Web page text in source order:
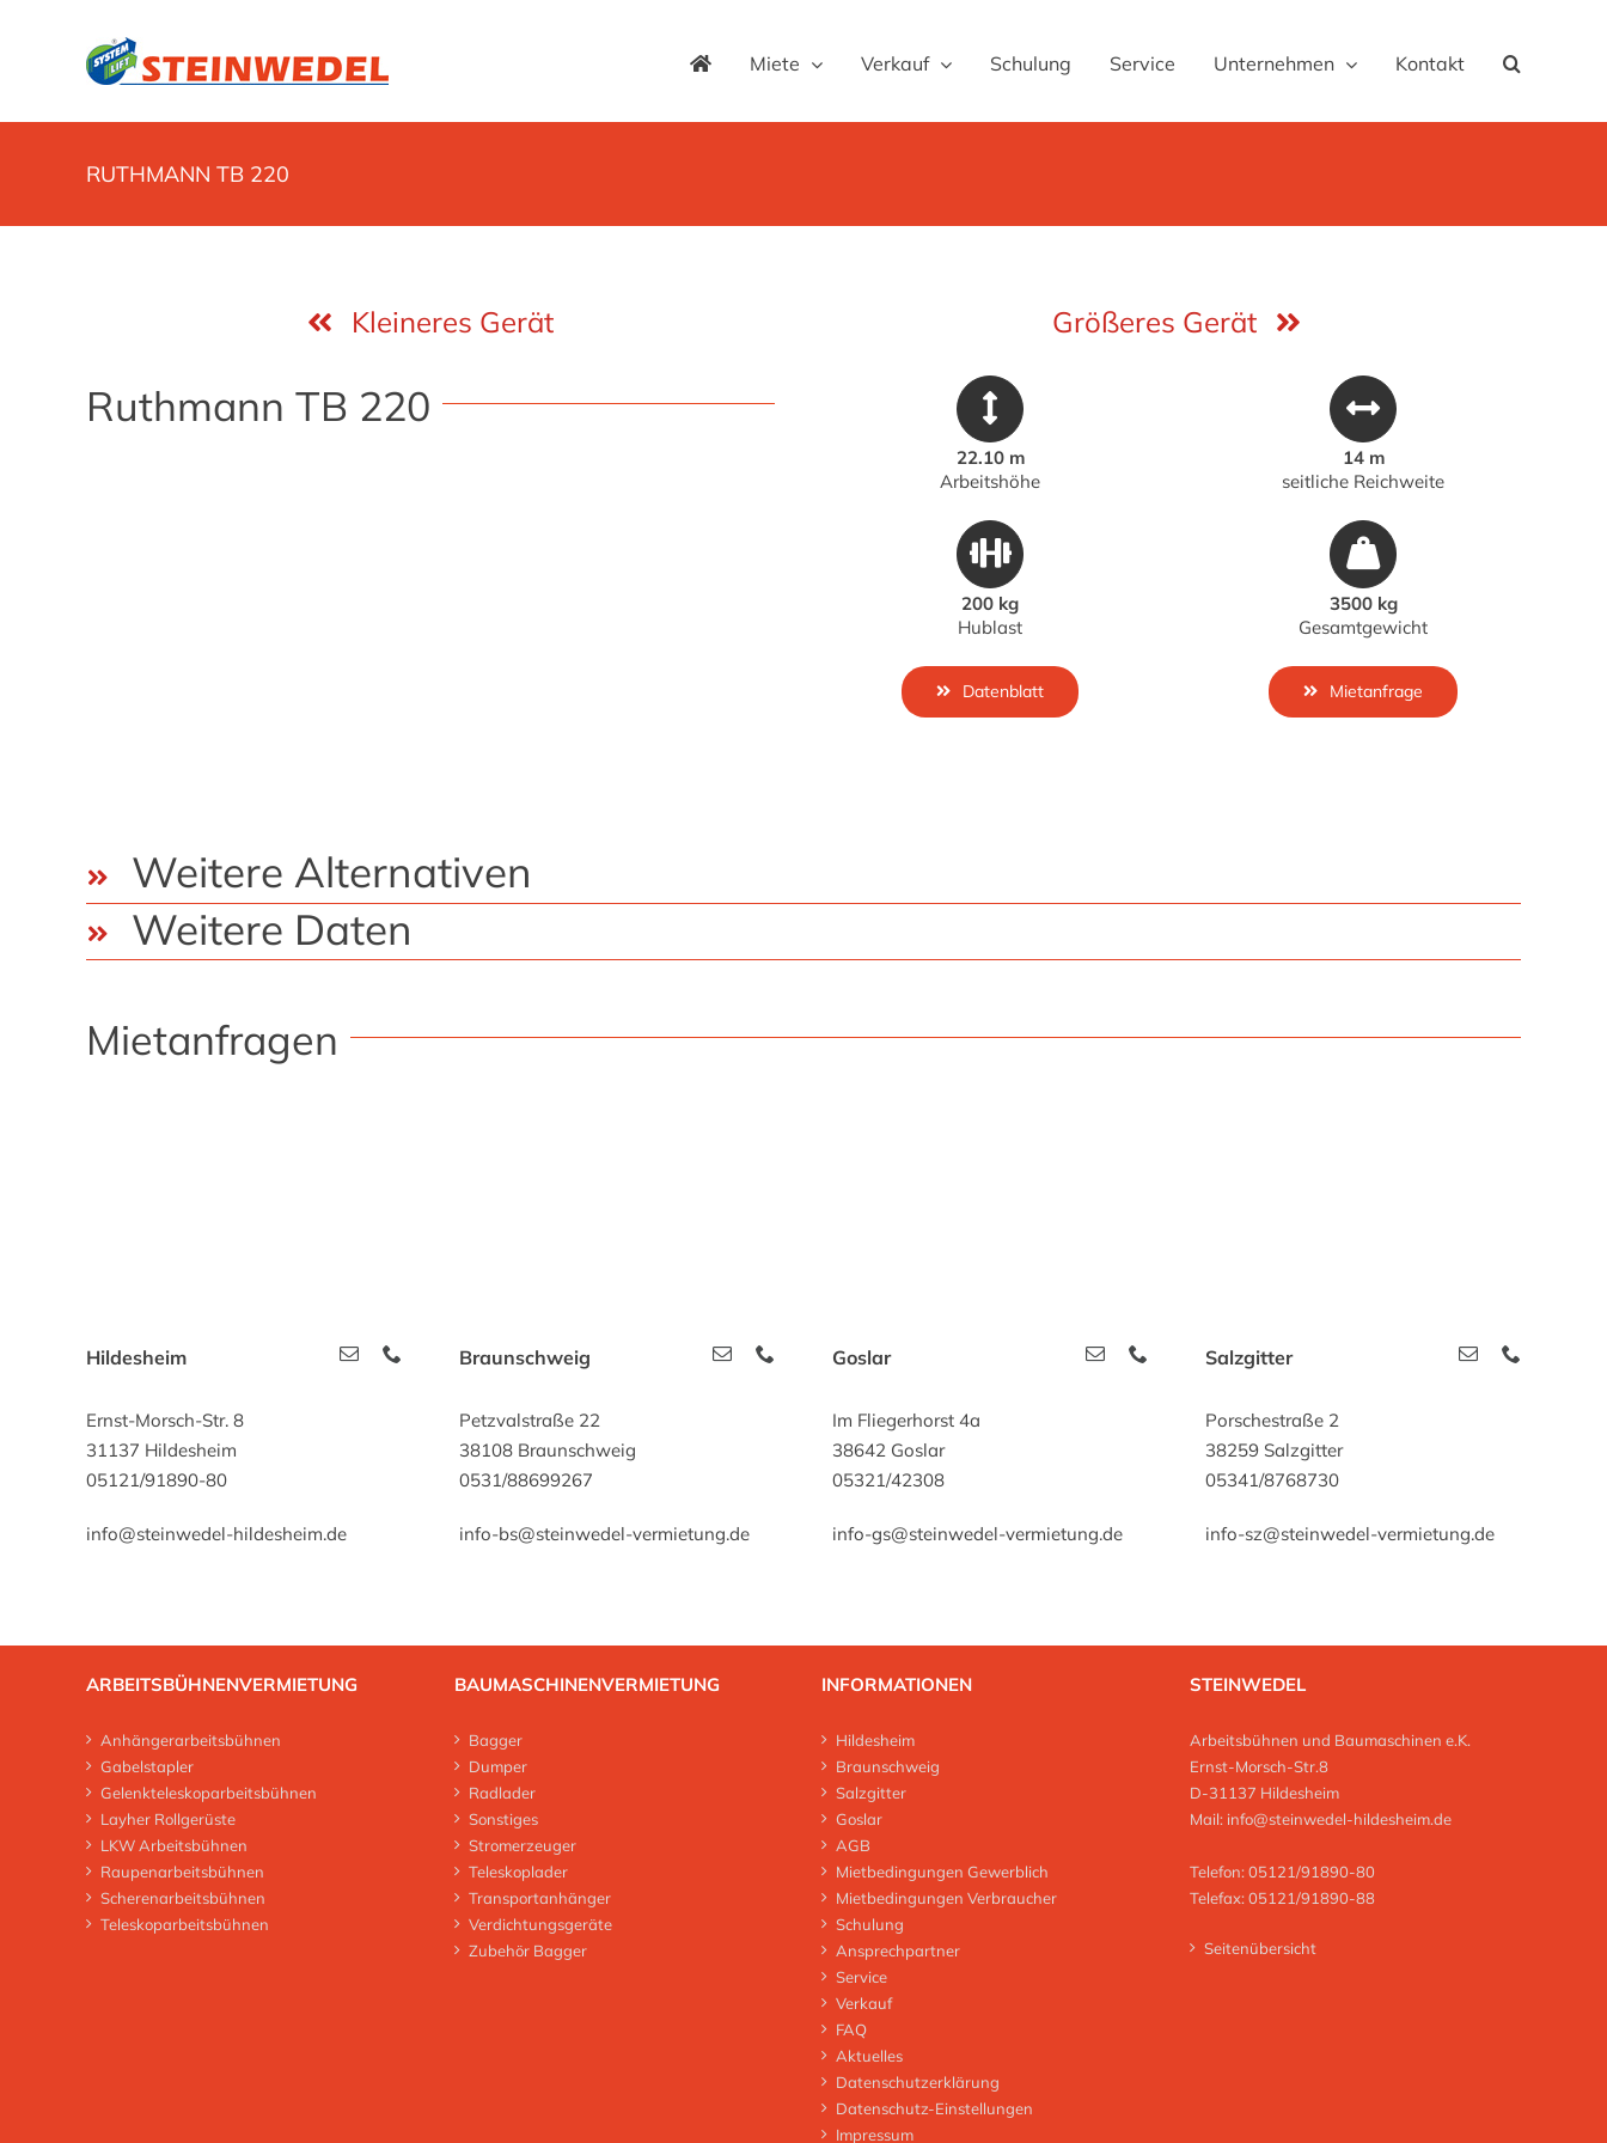
Miete Verkauf Schulung Service Unternehmen Kontakt
RUTHMANN TB 220
Kleineres Gerät Größeres Gerät
Ruthmann TB 220
22.10 m
Arbeitshöhe
200 kg
Hublast
Datenblatt
14 m
seitliche Reichweite
3500 kg
Gesamtgewicht
Mietanfrage
Weitere Alternativen
Weitere Daten
Mietanfragen
Hildesheim
Ernst-Morsch-Str. 8
31137 Hildesheim
05121/91890-80
info@steinwedel-hildesheim.de
Braunschweig
Petzvalstraße 22
38108 Braunschweig
0531/88699267
info-bs@steinwedel-vermietung.de
Goslar
Im Fliegerhorst 4a
38642 Goslar
05321/42308
info-gs@steinwedel-vermietung.de
Salzgitter
Porschestraße 2
38259 Salzgitter
05341/8768730
info-sz@steinwedel-vermietung.de
ARBEITSBÜHNENVERMIETUNG
Anhängerarbeitsbühnen
Gabelstapler
Gelenkteleskoparbeitsbühnen
Layher Rollgerüste
LKW Arbeitsbühnen
Raupenarbeitsbühnen
Scherenarbeitsbühnen
Teleskoparbeitsbühnen
BAUMASCHINENVERMIETUNG
Bagger
Dumper
Radlader
Sonstiges
Stromerzeuger
Teleskoplader
Transportanhänger
Verdichtungsgeräte
Zubehör Bagger
INFORMATIONEN
Hildesheim
Braunschweig
Salzgitter
Goslar
AGB
Mietbedingungen Gewerblich
Mietbedingungen Verbraucher
Schulung
Ansprechpartner
Service
Verkauf
FAQ
Aktuelles
Datenschutzerklärung
Datenschutz-Einstellungen
Impressum
STEINWEDEL
Arbeitsbühnen und Baumaschinen e.K.
Ernst-Morsch-Str.8
D-31137 Hildesheim
Mail: info@steinwedel-hildesheim.de
Telefon: 05121/91890-80
Telefax: 05121/91890-88
Seitenübersicht